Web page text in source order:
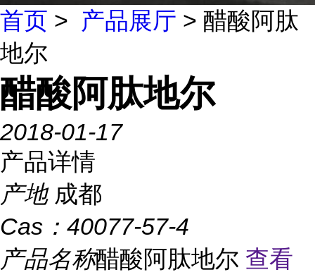
首页 > 产品展厅 > 醋酸阿肽
地尔
醋酸阿肽地尔
2018-01-17
产品详情
产地 成都
Cas： 40077-57-4
产品名称醋酸阿肽地尔 查看